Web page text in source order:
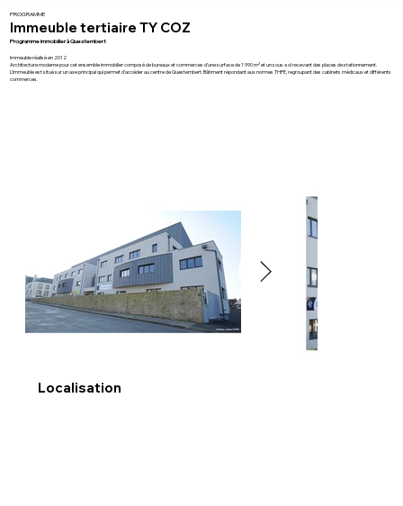
PROGRAMME
Immeuble tertiaire TY COZ
Programme immobilier à Questembert
Immeuble réalisé en 2012
Architecture moderne pour cet ensemble immobilier composé de bureaux et commerces d’une surface de 1 990 m² et un sous-sol recevant des places de stationnement.
L’immeuble est situé sur un axe principal qui permet d’accéder au centre de Questembert. Bâtiment répondant aux normes THPE, regroupant des cabinets médicaux et différents
commerces.
Localisation